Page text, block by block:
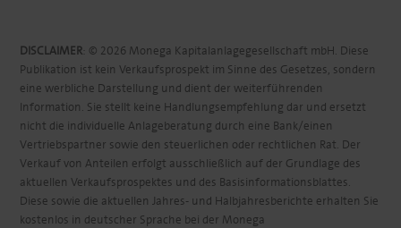
DISCLAIMER : © 2026 Monega Kapitalanlagegesellschaft mbH. Diese
Publikation ist kein Verkaufsprospekt im Sinne des Gesetzes, sondern
eine werbliche Darstellung und dient der weiterführenden
Information. Sie stellt keine Handlungsempfehlung dar und ersetzt
nicht die individuelle Anlageberatung durch eine Bank/einen
Vertriebspartner sowie den steuerlichen oder rechtlichen Rat. Der
Verkauf von Anteilen erfolgt ausschließlich auf der Grundlage des
aktuellen Verkaufsprospektes und des Basisinformationsblattes.
Diese sowie die aktuellen Jahres- und Halbjahresberichte erhalten Sie
kostenlos in deutscher Sprache bei der Monega